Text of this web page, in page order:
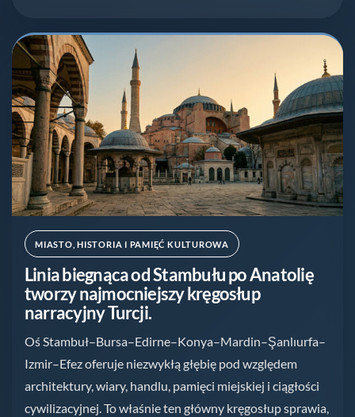
MIASTO, HISTORIA I PAMIĘĆ KULTUROWA
Linia biegnąca od Stambułu po Anatolię
tworzy najmocniejszy kręgosłup
narracyjny Turcji.
Oś Stambuł–Bursa–Edirne–Konya–Mardin–Şanlıurfa–
Izmir–Efez oferuje niezwykłą głębię pod względem
architektury, wiary, handlu, pamięci miejskiej i ciągłości
cywilizacyjnej. To właśnie ten główny kręgosłup sprawia,